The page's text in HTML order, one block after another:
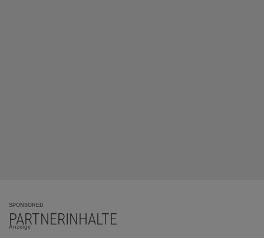
SPONSORED
PARTNERINHALTE
Anzeige